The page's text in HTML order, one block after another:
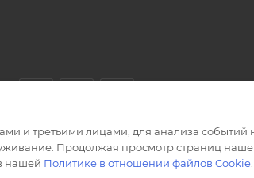
и третьими лицами, для анализа событий
Продолжая просмотр страниц
нашей Политике в отношении файлов Cookie